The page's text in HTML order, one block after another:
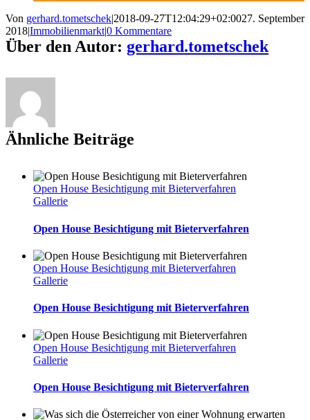
Von gerhard.tometschek|2018-09-27T12:04:29+02:0027. September
2018|Immobilienmarkt|0 Kommentare
Über den Autor: gerhard.tometschek
Ähnliche Beiträge
Open House Besichtigung mit Bieterverfahren
Gallerie
Open House Besichtigung mit Bieterverfahren
Open House Besichtigung mit Bieterverfahren
Gallerie
Open House Besichtigung mit Bieterverfahren
Open House Besichtigung mit Bieterverfahren
Gallerie
Open House Besichtigung mit Bieterverfahren